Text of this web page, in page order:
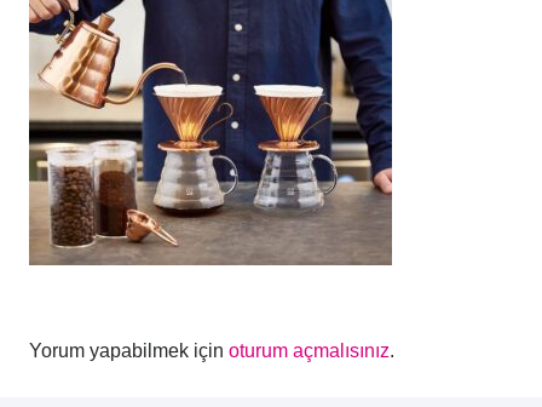
Yorum yapabilmek için oturum açmalısınız.